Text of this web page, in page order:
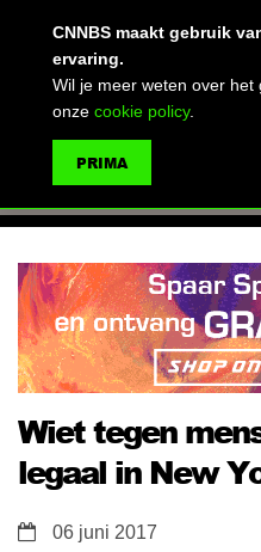
Wiet tegen
legaal in New
06 juni 2017
CNNBS maakt gebruik
ervaring.
Wil je meer weten over
onze cookie policy.
PRIMA